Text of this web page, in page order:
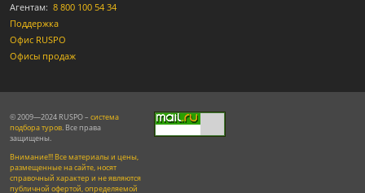
Агентам: 8 800 100 54 34
Поддержка
Офис RUSPO
Офисы продаж
© 2009—2024 RUSPO – система
подбора туров. Все права
защищены.
Внимание!!! Все материалы и цены,
размещенные на сайте, носят
справочный характер и не являются
публичной офертой, определяемой